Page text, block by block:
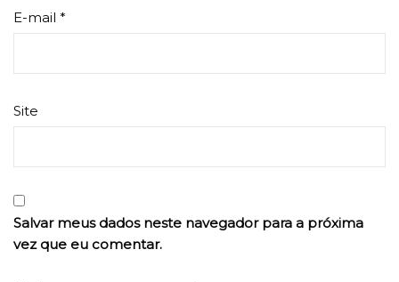
E-mail *
Site
Salvar meus dados neste navegador para a próxima
vez que eu comentar.